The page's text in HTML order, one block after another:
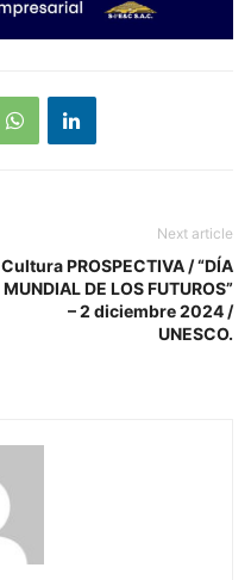
Next article
Cultura PROSPECTIVA / “DÍA
MUNDIAL DE LOS FUTUROS”
– 2 diciembre 2024 /
UNESCO.